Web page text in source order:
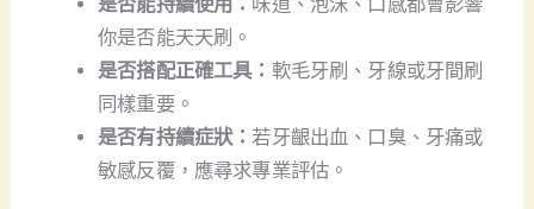
你是否能天天刷。
是否搭配正確工具： 軟毛牙刷、牙線或牙間刷
同樣重要。
是否有持續症狀： 若牙齦出血、口臭、牙痛或
敏感反覆，應尋求專業評估。